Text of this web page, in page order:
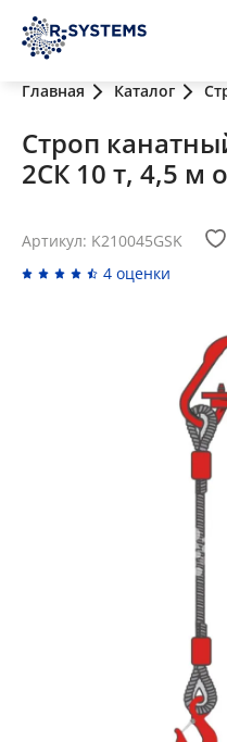
Главная Каталог
Строп
2СК 10 т, 4,5 м
Артикул: K210045GSK
4 оценки